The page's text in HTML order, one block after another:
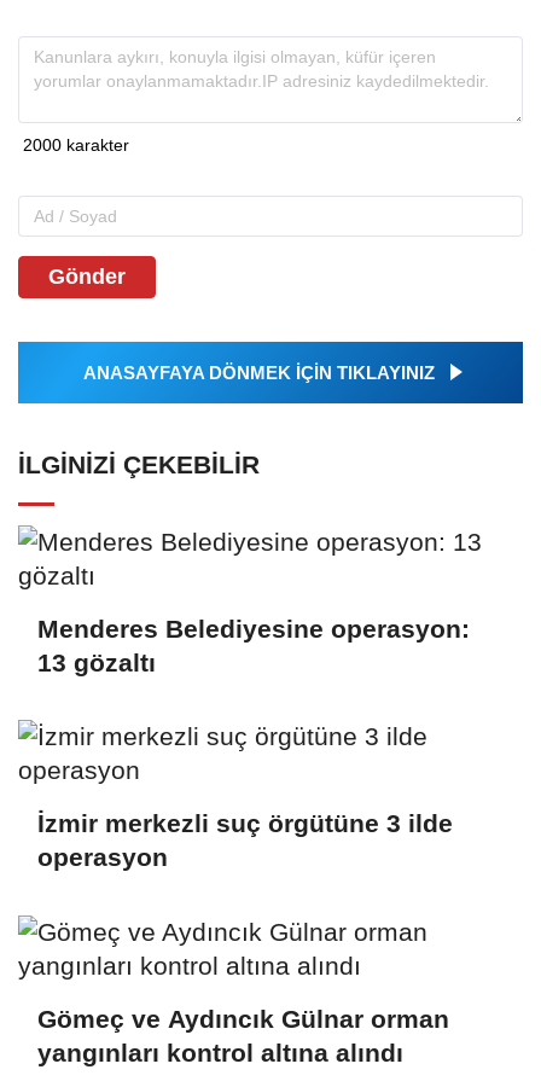
Gönder
ANASAYFAYA DÖNMEK İÇİN TIKLAYINIZ
İLGINIZI ÇEKEBILIR
Menderes Belediyesine operasyon:
13 gözaltı
İzmir merkezli suç örgütüne 3 ilde
operasyon
Gömeç ve Aydıncık Gülnar orman
yangınları kontrol altına alındı